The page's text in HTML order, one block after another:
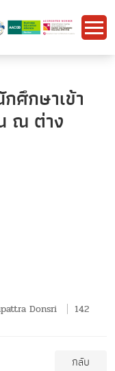
ศึกษาเข้า
ณ ต่าง
Donsri 142
กลับ